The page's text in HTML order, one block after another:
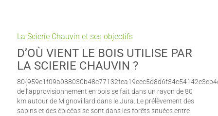
La Scierie Chauvin et ses objectifs
D’OÙ VIENT LE BOIS UTILISE PAR
LA SCIERIE CHAUVIN ?
de l’approvisionnement en bois se fait dans un rayon de 80
km autour de Mignovillard dans le Jura. Le prélèvement des
sapins et des épicéas se sont dans les forêts situées entre